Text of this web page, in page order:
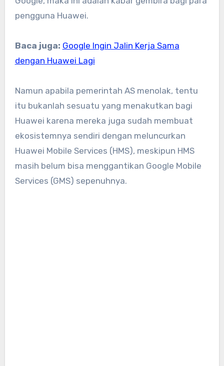
pengguna Huawei.
Baca juga: Google Ingin Jalin Kerja Sama
dengan Huawei Lagi
Namun apabila pemerintah AS menolak, tentu
itu bukanlah sesuatu yang menakutkan bagi
Huawei karena mereka juga sudah membuat
ekosistemnya sendiri dengan meluncurkan
Huawei Mobile Services (HMS), meskipun HMS
masih belum bisa menggantikan Google Mobile
Services (GMS) sepenuhnya.